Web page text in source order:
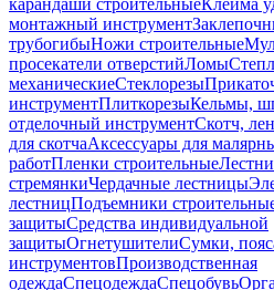
карандаши строительныеКлейма
монтажный инструмент
трубогибыНожи строительные
просекатели отверстийЛомы
механическиеСтеклорезы
инструментПлиткорезыКельмы,
отделочный инструментСкотч,
для скотчаАксессуары для
работПленки строительные
стремянкиЧердачные лестницы
лестницПодъемники
защитыСредства индивидуальной
защитыОгнетушителиСумки,
инструментовПроизводственная
одеждаСпецодеждаСпецобувь